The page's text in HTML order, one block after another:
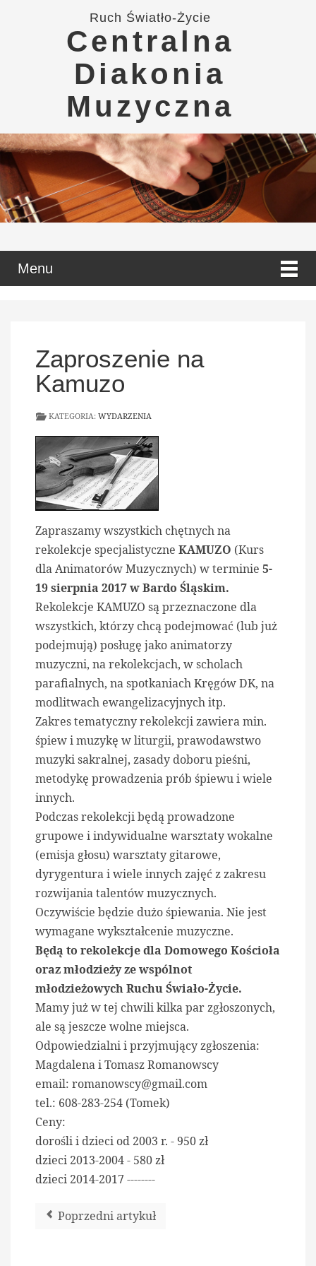
Ruch Światło-Życie
Centralna
Diakonia
Muzyczna
Menu
Zaproszenie na
Kamuzo
KATEGORIA: WYDARZENIA
Zapraszamy wszystkich chętnych na
rekolekcje specjalistyczne KAMUZO (Kurs
dla Animatorów Muzycznych) w terminie 5-
19 sierpnia 2017 w Bardo Śląskim.
Rekolekcje KAMUZO są przeznaczone dla
wszystkich, którzy chcą podejmować (lub już
podejmują) posługę jako animatorzy
muzyczni, na rekolekcjach, w scholach
parafialnych, na spotkaniach Kręgów DK, na
modlitwach ewangelizacyjnych itp.
Zakres tematyczny rekolekcji zawiera min.
śpiew i muzykę w liturgii, prawodawstwo
muzyki sakralnej, zasady doboru pieśni,
metodykę prowadzenia prób śpiewu i wiele
innych.
Podczas rekolekcji będą prowadzone
grupowe i indywidualne warsztaty wokalne
(emisja głosu) warsztaty gitarowe,
dyrygentura i wiele innych zajęć z zakresu
rozwijania talentów muzycznych.
Oczywiście będzie dużo śpiewania. Nie jest
wymagane wykształcenie muzyczne.
Będą to rekolekcje dla Domowego Kościoła
oraz młodzieży ze wspólnot
młodzieżowych Ruchu Świało-Życie.
Mamy już w tej chwili kilka par zgłoszonych,
ale są jeszcze wolne miejsca.
Odpowiedzialni i przyjmujący zgłoszenia:
Magdalena i Tomasz Romanowscy
email: romanowscy@gmail.com
tel.: 608-283-254 (Tomek)
Ceny:
dorośli i dzieci od 2003 r. - 950 zł
dzieci 2013-2004 - 580 zł
dzieci 2014-2017 --------
Poprzedni artykuł